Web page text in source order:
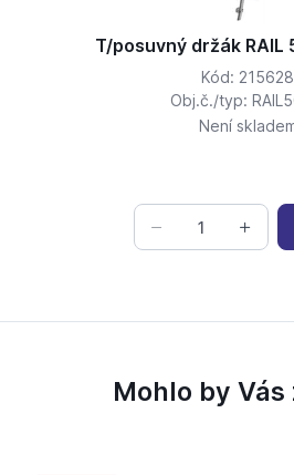
T/posuvný držák RAIL
Kód: 215628
Obj.č./typ:
Není
Mohlo by Vás